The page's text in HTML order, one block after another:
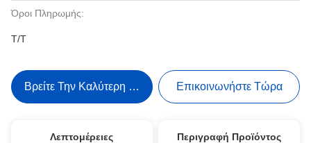
Όροι Πληρωμής:
T/T
Βρείτε Την Καλύτερη Τιμή Επικοινωνήστε Τώρα
Λεπτομέρειες Περιγραφή Προϊόντος